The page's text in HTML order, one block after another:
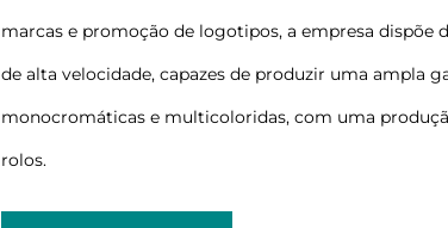
marcas e promoção de logotipos, a empresa dispõe
de alta velocidade, capazes de produzir uma ampla
monocromáticas e multicoloridas, com uma
rolos.